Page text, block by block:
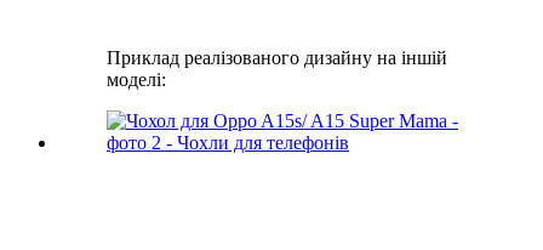
Приклад реалізованого дизайну на іншій
моделі: